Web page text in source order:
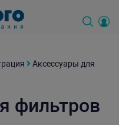
Аксессуары для
фильтров